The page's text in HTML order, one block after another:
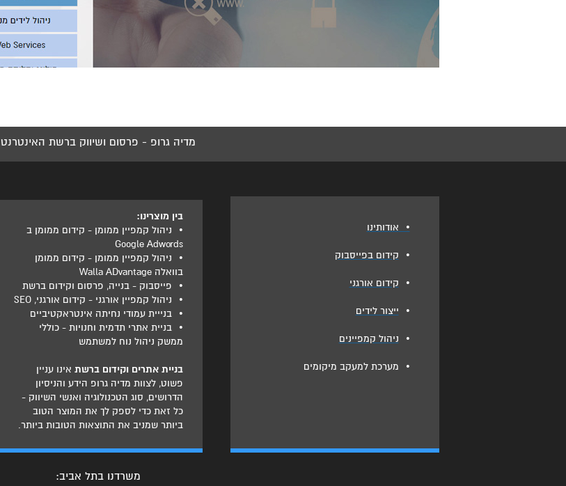
מדיה גרופ - פרסום ושיווק ברשת האינטרנט
בין מוצרינו:
•
ניהול קמפיין ממומן - קידום ממומן ב
Google Adwords
•
ניהול קמפיין ממומן - קידום ממומן
בוואלה Walla ADvantage
• פייסבוק - בנייה, פרסום וקידום ברשת
• ניהול קמפיין אורגני - קידום אורגני, SEO
• בנייית עמודי נחיתה אינטראקטיביים
• בניית אתרי תדמית וחנויות - כוללי
ממשק ניהול נוח למשתמש
בניית אתרים וקידום ברשתאינו עניין
פשוט, לצוות מדיה גרופ הידע והניסיון
הדרושים, סוג הטכנולוגיה ואנשי השיווק -
כל זאת כדי לספק לך את המוצר הטוב
ביותר שמניב את התוצאות הטובות ביותר.
• אודותינו
• קידום בפייסבוק
• קידום אורגני
• ייצור לידים
• ניהול קמפיינים
• מערכת למעקב מיקומים
משרדנו בתל אביב: